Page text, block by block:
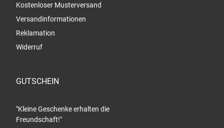
Kostenloser Musterversand
Versandinformationen
Reklamation
Widerruf
GUTSCHEIN
"Kleine Geschenke erhalten die
Freundschaft!"